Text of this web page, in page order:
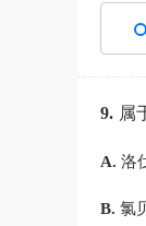
9. 属
A. 洛
B. 氯